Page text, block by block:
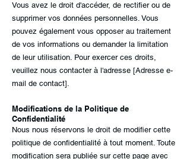
Vous avez le droit d'accéder, de rectifier ou de
supprimer vos données personnelles. Vous
pouvez également vous opposer au traitement
de vos informations ou demander la limitation
de leur utilisation. Pour exercer ces droits,
veuillez nous contacter à l'adresse [Adresse e-
mail de contact].
Modifications de la Politique de
Confidentialité
Nous nous réservons le droit de modifier cette
politique de confidentialité à tout moment. Toute
modification sera publiée sur cette page avec